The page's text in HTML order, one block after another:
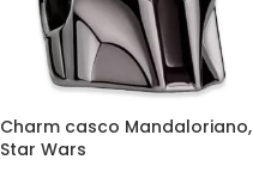
Charm casco Mandaloriano,
Star Wars